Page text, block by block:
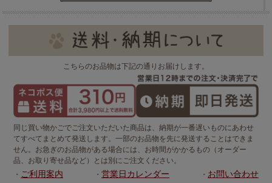
こちらのお品物は下記の通りお届けします。
同じ買い物かごでご注文いただいた商品は、納期が一番遅いものにあわせ
てすべてまとめて発送します。一部のお品物を先に発送することはできま
せん。お急ぎのお品物がある場合には、お時間がかかるもの（オーダー
品、お取り寄せ品など）とは別にご注文ください。
・ ご利用案内 ・ 営業日カレンダー ・ お問い合わせ